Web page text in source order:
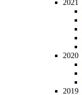
2021
2020
2019